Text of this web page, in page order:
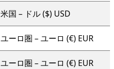
米国 – ドル ($) USD
ユーロ圏 – ユーロ (€) EUR
ユーロ圏 – ユーロ (€) EUR